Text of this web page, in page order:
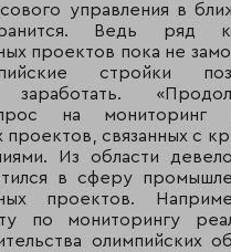
управления в
Ведь ряд
проектов пока не
стройки
заработать.
на мониторинг
проектов, связанных с
Из области
в сферу
проектов.
по мониторингу
олимпийских